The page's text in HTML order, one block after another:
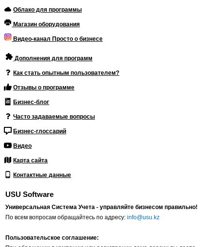
Облако для программы
Магазин оборудования
Видео-канал Просто о бизнесе
Дополнения для программ
Как стать опытным пользователем?
Отзывы о программе
Бизнес-блог
Часто задаваемые вопросы
Бизнес-глоссарий
Видео
Карта сайта
Контактные данные
USU Software
Универсальная Система Учета - управляйте бизнесом правильно!
По всем вопросам обращайтесь по адресу:info@usu.kz
Пользовательское соглашение: